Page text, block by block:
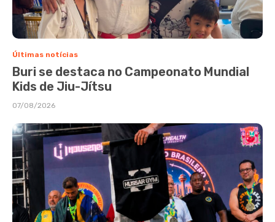
Últimas notícias
Buri se destaca no Campeonato Mundial
Kids de Jiu-Jítsu
07/08/2026